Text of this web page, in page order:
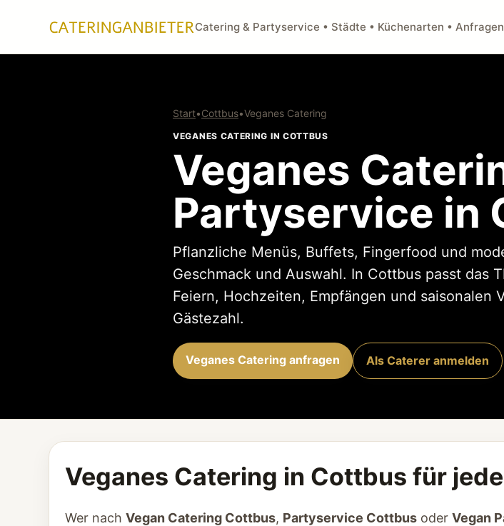
Catering & Partyservice • Städte • Küchenarten • Anfragen
Start•Cottbus•Veganes Catering
VEGANES CATERING IN COTTBUS
Veganes
Partyservice in
Pflanzliche Menüs, Buffets, Fingerfood und
Geschmack und Auswahl. In Cottbus passt das
Feiern, Hochzeiten, Empfängen und saisonalen
Gästezahl.
Veganes Catering anfragen Als Caterer anmelden
Veganes Catering in Cottbus für
Wer nach Vegan Catering Cottbus, Partyservice Cottbus oder Vegan